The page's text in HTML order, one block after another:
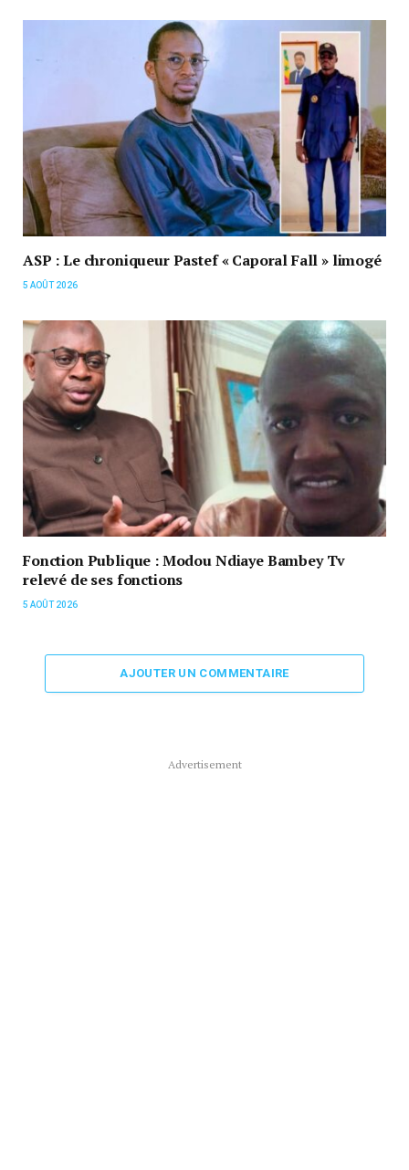
ASP : Le chroniqueur Pastef « Caporal Fall » limogé
5 AOÛT 2026
Fonction Publique : Modou Ndiaye Bambey Tv
relevé de ses fonctions
5 AOÛT 2026
AJOUTER UN COMMENTAIRE
Advertisement